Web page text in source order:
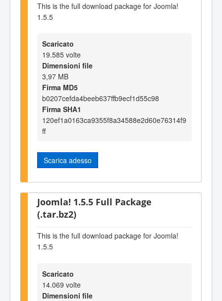
This is the full download package for Joomla!
1.5.5
Scaricato
19.585 volte
Dimensioni file
3,97 MB
Firma MD5
b0207cefda4beeb637ffb9ecf1d55c98
Firma SHA1
120ef1a0163ca9355f8a34588e2d60e76314f9
ff
Scarica adesso
Joomla! 1.5.5 Full Package
(.tar.bz2)
This is the full download package for Joomla!
1.5.5
Scaricato
14.069 volte
Dimensioni file